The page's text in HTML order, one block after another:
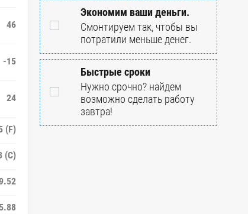
46
-15
24
(F)
(C)
Экономим ваши деньги.
Смонтируем так, чтобы вы
потратили меньше денег.
Быстрые сроки
Нужно срочно? найдем
возможно сделать работу
завтра!